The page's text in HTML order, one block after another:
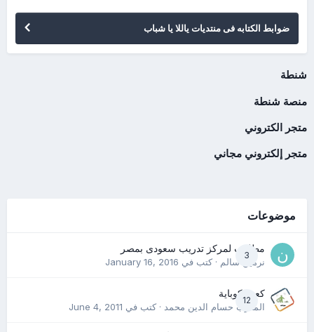
ضوابط الكتابه فى منتديات ياللا يا شباب
شنطة
منصة شنطة
متجر الكتروني
متجر إلكتروني مجاني
موضوعات
3
مطلوب لمركز تدريب سعودى بمصر
نرمين سالم· كتب في January 16, 2016
12
كعب كوباية
المدرب حسام الدين محمد· كتب في June 4, 2011